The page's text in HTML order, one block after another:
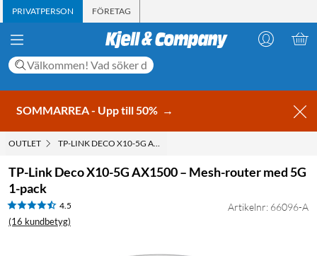
PRIVATPERSON FÖRETAG
SOMMARREA - Upp till 50% →
OUTLET TP-LINK DECO X10-5G AX1500 – MESH-ROUTER MED 5G 1-PACK
TP-Link Deco X10-5G AX1500 – Mesh-router med 5G
1-pack
4.5
(16 kundbetyg)
Artikelnr: 66096-A